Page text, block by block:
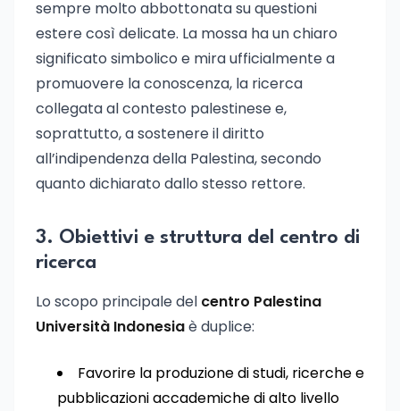
sempre molto abbottonata su questioni
estere così delicate. La mossa ha un chiaro
significato simbolico e mira ufficialmente a
promuovere la conoscenza, la ricerca
collegata al contesto palestinese e,
soprattutto, a sostenere il diritto
all’indipendenza della Palestina, secondo
quanto dichiarato dallo stesso rettore.
3. Obiettivi e struttura del centro di
ricerca
Lo scopo principale del centro Palestina
Università Indonesiaè duplice:
Favorire la produzione di studi, ricerche e
pubblicazioni accademiche di alto livello